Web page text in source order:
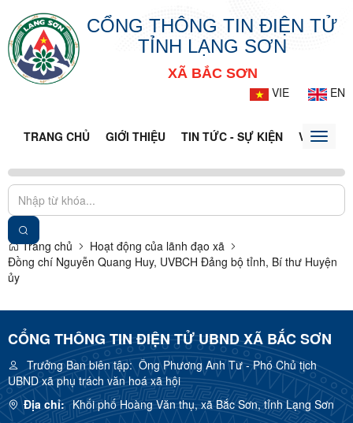
CỔNG THÔNG TIN ĐIỆN TỬ
TỈNH LẠNG SƠN
XÃ BẮC SƠN
VIE
EN
TRANG CHỦ GIỚI THIỆU TIN TỨC - SỰ KIỆN VĂN BẢN
Toggle
Trang chủ
Hoạt động của lãnh đạo xã
Đồng chí Nguyễn Quang Huy, UVBCH Đảng bộ tỉnh, Bí thư Huyện
ủy
CỔNG THÔNG TIN ĐIỆN TỬ UBND XÃ BẮC SƠN
Trưởng Ban biên tập:Ông Phương Anh Tư - Phó Chủ tịch
UBND xã phụ trách văn hoá xã hội
Địa chỉ: Khối phố Hoàng Văn thụ, xã Bắc Sơn, tỉnh Lạng Sơn